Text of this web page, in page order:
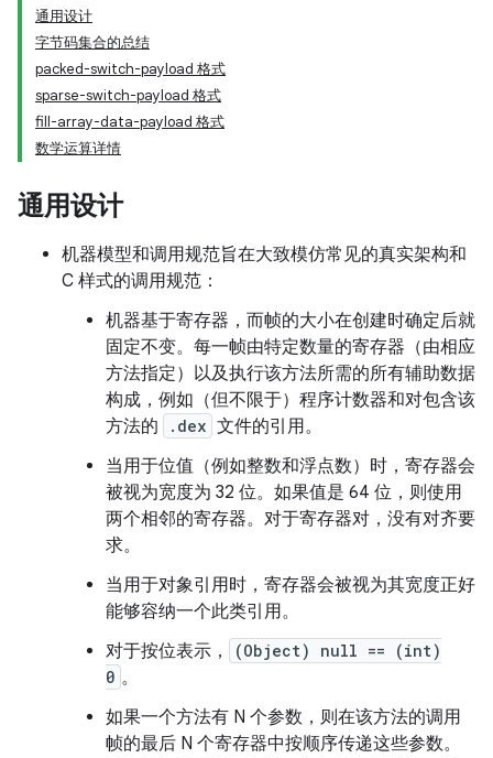
通用设计
字节码集合的总结
packed-switch-payload 格式
sparse-switch-payload 格式
fill-array-data-payload 格式
数学运算详情
通用设计
机器模型和调用规范旨在大致模仿常见的真实架构和
C 样式的调用规范：
机器基于寄存器，而帧的大小在创建时确定后就
固定不变。每一帧由特定数量的寄存器（由相应
方法指定）以及执行该方法所需的所有辅助数据
构成，例如（但不限于）程序计数器和对包含该
方法的
.dex 文件的引用。
当用于位值（例如整数和浮点数）时，寄存器会
被视为宽度为 32 位。如果值是 64 位，则使用
两个相邻的寄存器。对于寄存器对，没有对齐要
求。
当用于对象引用时，寄存器会被视为其宽度正好
能够容纳一个此类引用。
对于按位表示，
(Object) null == (int)
0 。
如果一个方法有 N 个参数，则在该方法的调用
帧的最后 N 个寄存器中按顺序传递这些参数。